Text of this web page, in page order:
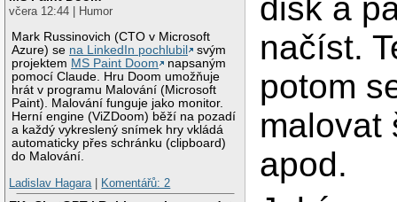
včera 12:44 | Humor
Mark Russinovich (CTO v Microsoft
Azure) se na LinkedIn pochlubil
svým
projektem MS Paint Doom
napsaným
pomocí Claude. Hru Doom umožňuje
hrát v programu Malování (Microsoft
Paint). Malování funguje jako monitor.
Herní engine (ViZDoom) běží na pozadí
a každý vykreslený snímek hry vkládá
automaticky přes schránku (clipboard)
do Malování.
Ladislav Hagara
Komentářů: 2
disk a
načíst.
potom
malovat
apod.